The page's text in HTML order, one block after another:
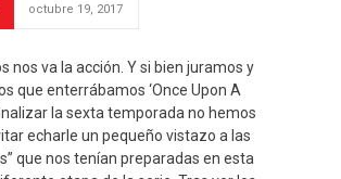
octubre 19, 2017
nos va la acción. Y si bien juramos y
que enterrábamos ‘Once Upon A
la sexta temporada no hemos
echarle un pequeño vistazo a las
que nos tenían preparadas en esta